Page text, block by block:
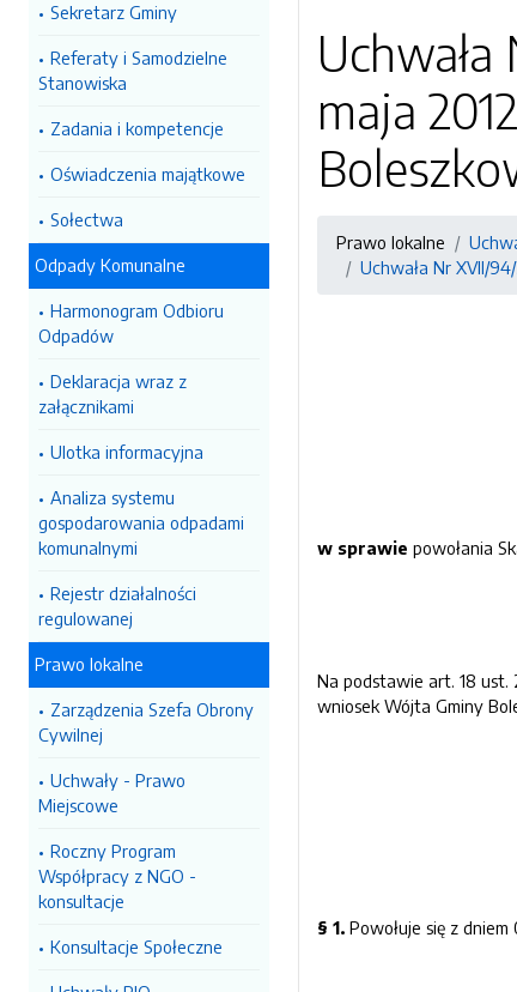
Sekretarz Gminy
Referaty i Samodzielne
Stanowiska
Zadania i kompetencje
Oświadczenia majątkowe
Sołectwa
Odpady Komunalne
Harmonogram Odbioru
Odpadów
Deklaracja wraz z
załącznikami
Ulotka informacyjna
Analiza systemu
gospodarowania odpadami
komunalnymi
Rejestr działalności
regulowanej
Prawo lokalne
Zarządzenia Szefa Obrony
Cywilnej
Uchwały - Prawo
Miejscowe
Roczny Program
Współpracy z NGO -
konsultacje
Konsultacje Społeczne
maja
Prawo lokalne
Uchwała Nr XVII/
w sprawie powołania
Na podstawie art. 18 ust.
wniosek Wójta Gminy
§ 1. Powołuje się z